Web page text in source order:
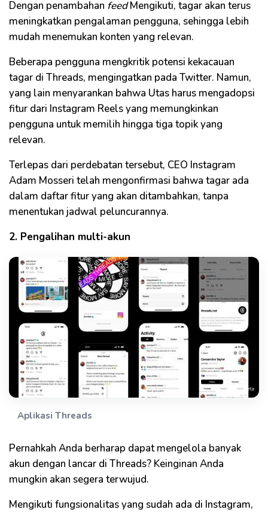
Dengan penambahan feedMengikuti, tagar akan terus
meningkatkan pengalaman pengguna, sehingga lebih
mudah menemukan konten yang relevan.
Beberapa pengguna mengkritik potensi kekacauan
tagar di Threads, mengingatkan pada Twitter. Namun,
yang lain menyarankan bahwa Utas harus mengadopsi
fitur dari Instagram Reels yang memungkinkan
pengguna untuk memilih hingga tiga topik yang
relevan.
Terlepas dari perdebatan tersebut, CEO Instagram
Adam Mosseri telah mengonfirmasi bahwa tagar ada
dalam daftar fitur yang akan ditambahkan, tanpa
menentukan jadwal peluncurannya.
2. Pengalihan multi-akun
Aplikasi Threads
Pernahkah Anda berharap dapat mengelola banyak
akun dengan lancar di Threads? Keinginan Anda
mungkin akan segera terwujud.
Mengikuti fungsionalitas yang sudah ada di Instagram,